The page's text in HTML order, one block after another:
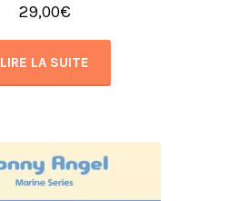
29,00€
LIRE LA SUITE